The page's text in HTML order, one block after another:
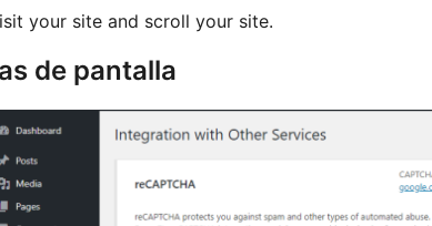
your site and scroll your site.
de pantalla